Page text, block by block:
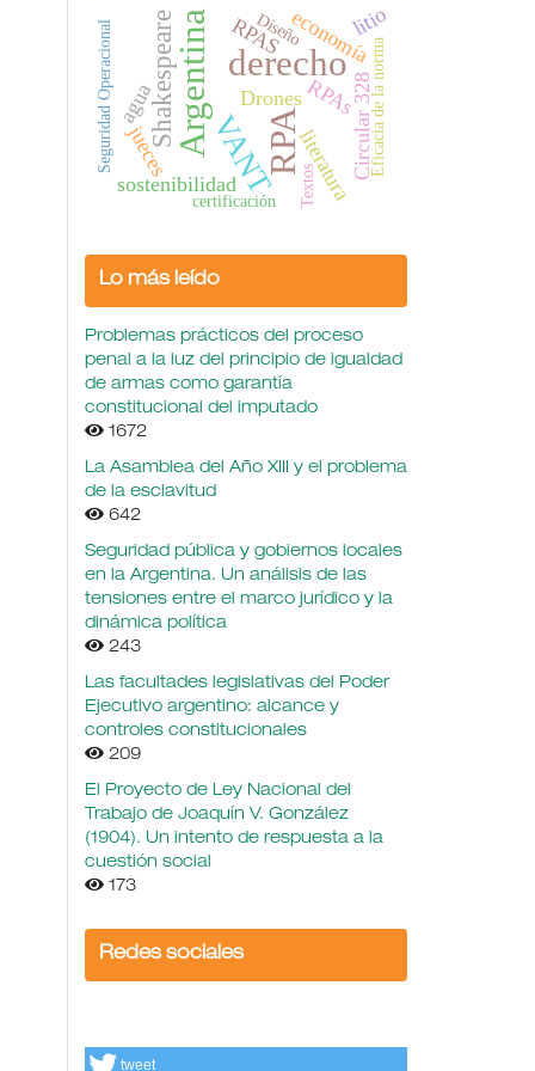
RPA
Argentina derecho
VANT
Shakespeare
literatura
jueces
Drones
sostenibilidad
economía
RPAsCircular 328
RPAS
agua
litio
Seguridad Operacional
certificación
Diseño
Eficacia de la norma
Textos
Lo más leído
Problemas prácticos del proceso
penal a la luz del principio de igualdad
de armas como garantía
constitucional del imputado
1672
La Asamblea del Año XIII y el problema
de la esclavitud
642
Seguridad pública y gobiernos locales
en la Argentina. Un análisis de las
tensiones entre el marco jurídico y la
dinámica política
243
Las facultades legislativas del Poder
Ejecutivo argentino: alcance y
controles constitucionales
209
El Proyecto de Ley Nacional del
Trabajo de Joaquín V. González
(1904). Un intento de respuesta a la
cuestión social
173
Redes sociales
tweet